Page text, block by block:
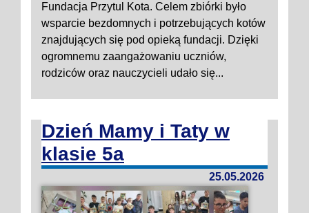
Fundacja Przytul Kota. Celem zbiórki było
wsparcie bezdomnych i potrzebujących kotów
znajdujących się pod opieką fundacji. Dzięki
ogromnemu zaangażowaniu uczniów,
rodziców oraz nauczycieli udało się...
Dzień Mamy i Taty w
klasie 5a
25.05.2026